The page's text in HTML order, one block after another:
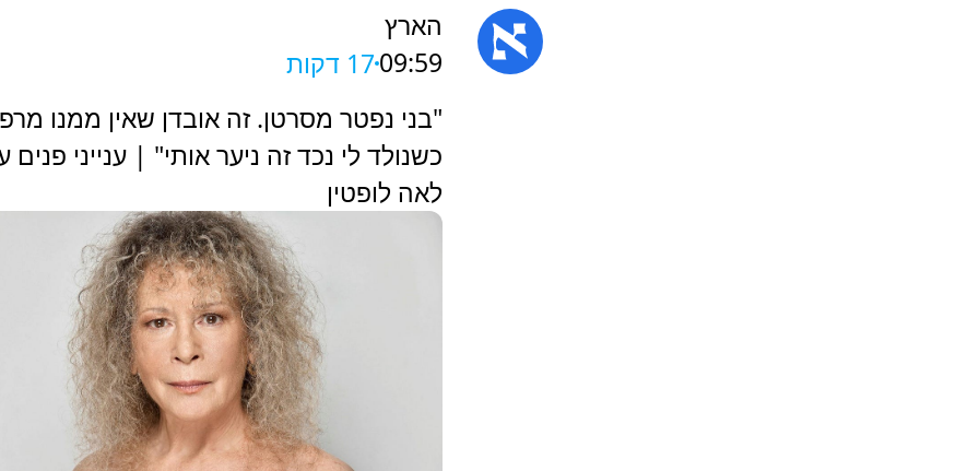
הארץ
09:5917 דקות
‏"בני נפטר מסרטן. זה אובדן שאין ממנו
כשנולד לי נכד זה ניער אותי" | ענייני פנים
לאה לופטין